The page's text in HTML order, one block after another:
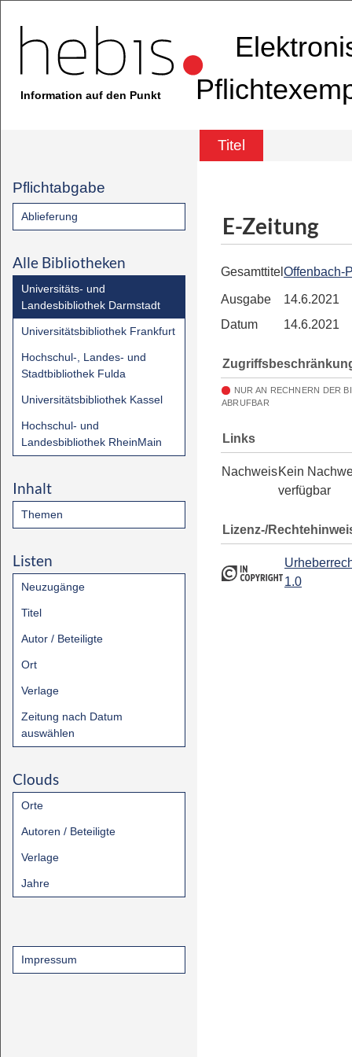
Information auf den Punkt
Titel
Pflichtabgabe
Ablieferung
Alle Bibliotheken
Universitäts- und
Landesbibliothek Darmstadt
Universitätsbibliothek Frankfurt
Hochschul-, Landes- und
Stadtbibliothek Fulda
Universitätsbibliothek Kassel
Hochschul- und
Landesbibliothek RheinMain
Inhalt
Themen
Listen
Neuzugänge
Titel
Autor / Beteiligte
Ort
Verlage
Zeitung nach Datum
auswählen
Clouds
Orte
Autoren / Beteiligte
Verlage
Jahre
Impressum
E-Zeitung
Gesamttitel Offenbach-
Ausgabe
14.6.2021
Datum
14.6.2021
NUR AN RECHNERN DER
ABRUFBAR
Links
NachweisKein
verfügbar
Lizenz-/
1.0